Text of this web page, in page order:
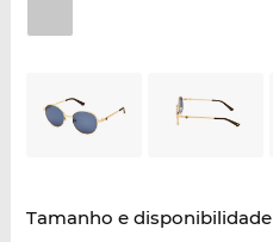
Tamanho e disponibilidade